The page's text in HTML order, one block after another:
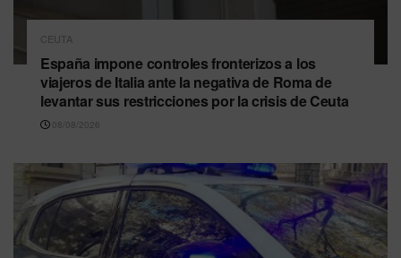
CEUTA
España impone controles fronterizos a los
viajeros de Italia ante la negativa de Roma de
levantar sus restricciones por la crisis de Ceuta
08/08/2026